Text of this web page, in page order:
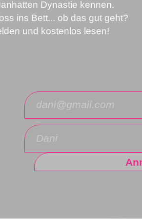
Dynastie kennen.
ins Bett... ob das gut geht?
und kostenlos lesen!